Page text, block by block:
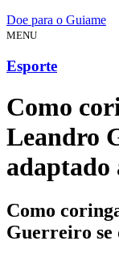
Doe para o Guiame
MENU
Esporte
Como
Leandro
adaptado
Como
Guerreiro se